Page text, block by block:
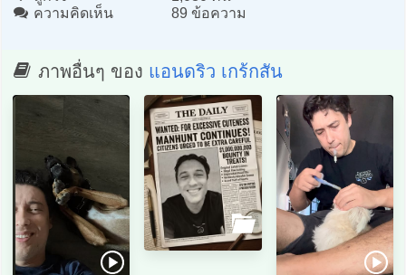
ความคิดเห็น
89 ข้อความ
ภาพอื่นๆ ของ แอนดริว เกร้กสัน